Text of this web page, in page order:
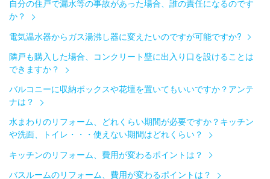
自分の住戸で漏水等の事故があった場合、誰の責任になるのです
か？
電気温水器からガス湯沸し器に変えたいのですが可能ですか?
隣戸も購入した場合、コンクリート壁に出入り口を設けることは
できますか？
バルコニーに収納ボックスや花壇を置いてもいいですか？アンテ
ナは？
水まわりのリフォーム、どれくらい期間が必要ですか？キッチン
や洗面、トイレ・・・使えない期間はどれくらい？
キッチンのリフォーム、費用が変わるポイントは？
バスルームのリフォーム、費用が変わるポイントは？